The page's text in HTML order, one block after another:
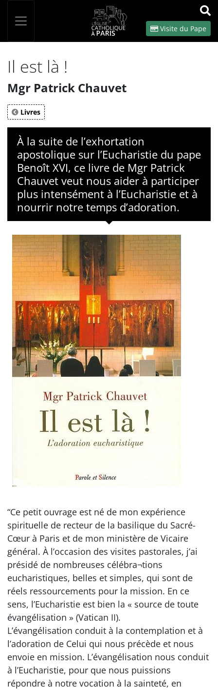
OK
Visite du Pape
Il est là !
Mgr Patrick Chauvet
Livres
À la suite de l’exhortation
apostolique sur l’Eucharistie du pape
Benoît XVI, ce livre de Mgr Patrick
Chauvet veut nous aider à participer
plus intensément à l’Eucharistie et à
nourrir notre temps d’adoration.
“Ce petit ouvrage est né de mon expérience
spirituelle de recteur de la basilique du Sacré-
Cœur à Paris et de mon ministère de Vicaire
général. À l’occasion des visites pastorales, j’ai
présidé de nombreuses célébra¬tions
eucharistiques, belles et simples, qui sont de
réels ressourcements pour la mission. En ce
sens, l’Eucharistie est bien la « source de toute
évangélisation » (Vatican II).
L’évangélisation conduit à la contemplation et à
l’adoration de Celui qui nous précède et nous
envoie en mission. L’évangélisation nous conduit
à l’Eucharistie, pour que nous puissions
répondre à notre vocation à la sainteté, en
Panneau de gestion des cookies